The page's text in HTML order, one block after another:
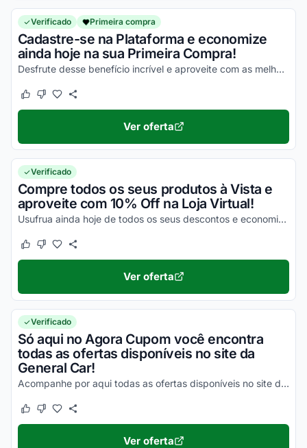
Verificado Primeira compra
Cadastre-se na Plataforma e economize
ainda hoje na sua Primeira Compra!
Desfrute desse benefício incrível e aproveite com as melhores vantagens em todas as suas compras!
Este cupom funcionou
Este cupom não funcionou
Ver oferta
Verificado
Compre todos os seus produtos à Vista e
aproveite com 10% Off na Loja Virtual!
Usufrua ainda hoje de todos os seus descontos e economize com facilidade nas suas compras!
Este cupom funcionou
Este cupom não funcionou
Ver oferta
Verificado
Só aqui no Agora Cupom você encontra
todas as ofertas disponíveis no site da
General Car!
Acompanhe por aqui todas as ofertas disponíveis no site da General Car e aproveite agora mesmo!
Este cupom funcionou
Este cupom não funcionou
Ver oferta